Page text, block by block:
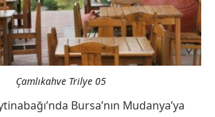
Çamlıkahve Trilye 05
Bursa’nın Mudanya’ya